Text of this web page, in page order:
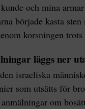
och mina
började kasta
korsningen
läggs ner
israeliska
som utsätts för
om